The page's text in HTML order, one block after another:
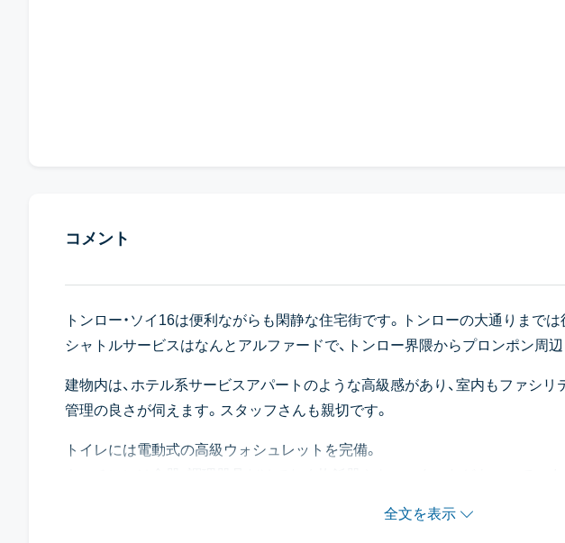
コメント
トンロー・ソイ16は便利ながらも閑静な住宅街です。トンローの大通りまでは
シャトルサービスはなんとアルファードで、トンロー界隈からプロンポン周辺
建物内は、ホテル系サービスアパートのような高級感があり、室内もファシリ
管理の良さが伺えます。スタッフさんも親切です。
トイレには電動式の高級ウォシュレットを完備。
全文を表示